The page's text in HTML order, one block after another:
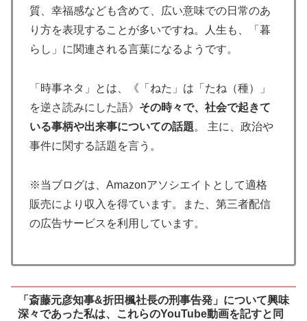
質、幸福感なども含めて、広い意味での日常のあ
り方を表現することが多いですね。人生も、「暮
らし」に関連される言葉になるようです。
「時事ネタ」とは、《「ねた」は「たね（種）」
を逆さ読みにした語》 その時々で、社会で起きて
いる事柄や出来事についての話題。 主に、政治や
事件に関する話題を言う。
※当ブログは、Amazonアソシエイトとして適格
販売により収入を得ています。また、第三者配信
の広告サービスを利用しています。
「斎藤元彦知事&折田楓社長の刑事告発」について興味
深々であった私は、これらのYouTube動画を記すと同